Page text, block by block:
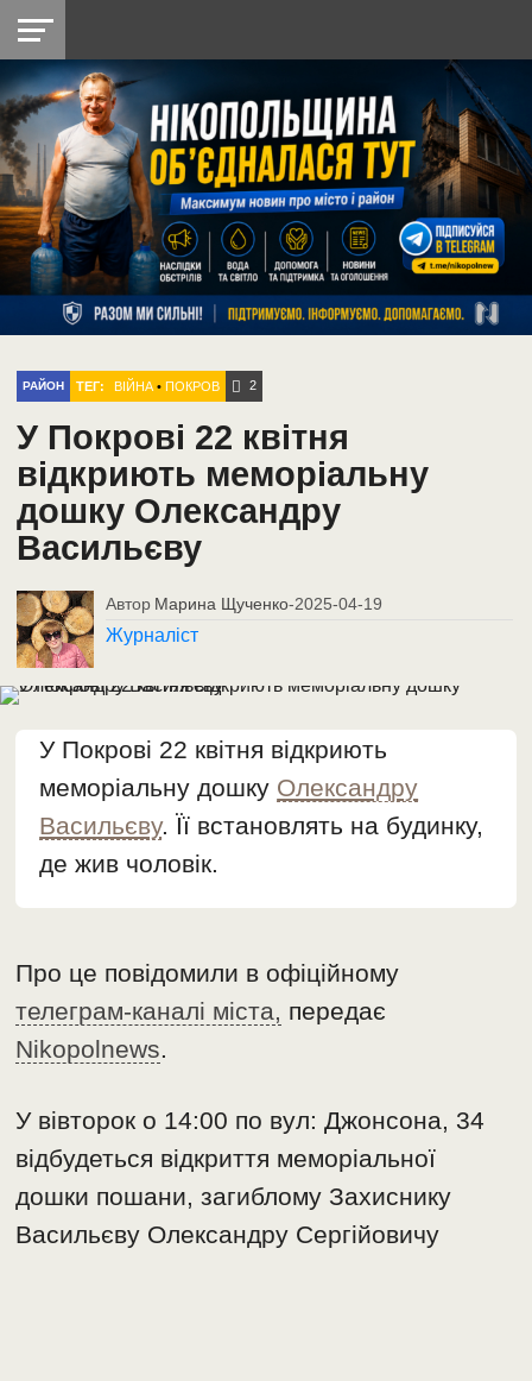
НІКОПОЛЬ
РАЙОН
СІЧЕСЛАВСЬКА
УКРАЇНА
РЕТРО
НІКОПОЛЬ
ЛАЙТ
УКРАЇНА
ДОПОМОГА
РАДІО
РАЙОН ТЕГ: ВІЙНА •ПОКРОВ 2
У Покрові 22 квітня
відкриють меморіальну
дошку Олександру
Васильєву
Автор Марина Щученко-2025-04-19
Журналіст
У Покрові 22 квітня відкриють
меморіальну дошку Олександру
Васильєву. Її встановлять на будинку,
де жив чоловік.
Про це повідомили в офіційному
телеграм-каналі міста, передає
Nikopolnews.
У вівторок о 14:00 по вул: Джонсона, 34
відбудеться відкриття меморіальної
дошки пошани, загиблому Захиснику
Васильєву Олександру Сергійовичу